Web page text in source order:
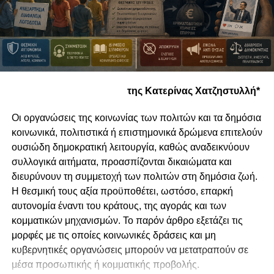
της Κατερίνας Χατζηστυλλή*
Οι οργανώσεις της κοινωνίας των πολιτών και τα δημόσια
κοινωνικά, πολιτιστικά ή επιστημονικά δρώμενα επιτελούν
ουσιώδη δημοκρατική λειτουργία, καθώς αναδεικνύουν
συλλογικά αιτήματα, προασπίζονται δικαιώματα και
διευρύνουν τη συμμετοχή των πολιτών στη δημόσια ζωή.
Η θεσμική τους αξία προϋποθέτει, ωστόσο, επαρκή
αυτονομία έναντι του κράτους, της αγοράς και των
κομματικών μηχανισμών. Το παρόν άρθρο εξετάζει τις
μορφές με τις οποίες κοινωνικές δράσεις και μη
κυβερνητικές οργανώσεις μπορούν να μετατραπούν σε
μέσα προσωπικής ή κομματικής προβολής.